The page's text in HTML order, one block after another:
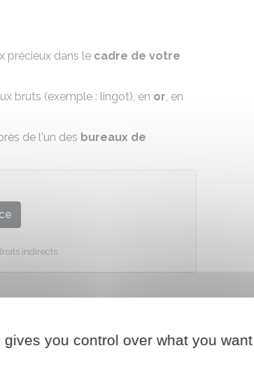
précieux dans le cadre de votre
bruts (exemple : lingot), en or, en
de l'un des bureaux de
indirects
you control over what you